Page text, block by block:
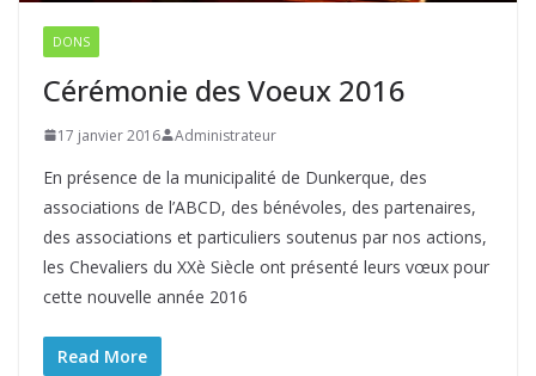
DONS
Cérémonie des Voeux 2016
17 janvier 2016 Administrateur
En présence de la municipalité de Dunkerque, des
associations de l’ABCD, des bénévoles, des partenaires,
des associations et particuliers soutenus par nos actions,
les Chevaliers du XXè Siècle ont présenté leurs vœux pour
cette nouvelle année 2016
Read More